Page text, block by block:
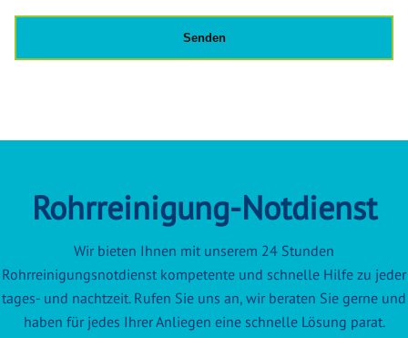
Rohrreinigung-Notdienst
Wir bieten Ihnen mit unserem 24 Stunden
Rohrreinigungsnotdienst kompetente und schnelle Hilfe zu jeder
tages- und nachtzeit. Rufen Sie uns an, wir beraten Sie gerne und
haben für jedes Ihrer Anliegen eine schnelle Lösung parat.